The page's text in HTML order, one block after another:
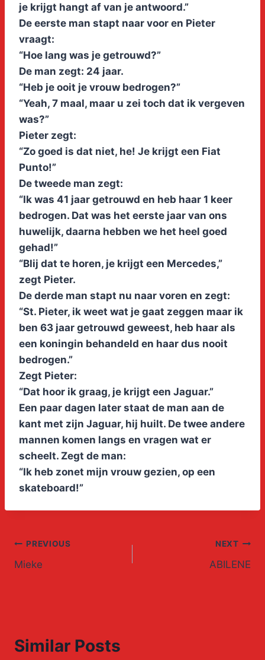
je krijgt hangt af van je antwoord.”
De eerste man stapt naar voor en Pieter
vraagt:
“Hoe lang was je getrouwd?”
De man zegt: 24 jaar.
“Heb je ooit je vrouw bedrogen?”
“Yeah, 7 maal, maar u zei toch dat ik vergeven
was?”
Pieter zegt:
“Zo goed is dat niet, he! Je krijgt een Fiat
Punto!”
De tweede man zegt:
“Ik was 41 jaar getrouwd en heb haar 1 keer
bedrogen. Dat was het eerste jaar van ons
huwelijk, daarna hebben we het heel goed
gehad!”
“Blij dat te horen, je krijgt een Mercedes,”
zegt Pieter.
De derde man stapt nu naar voren en zegt:
“St. Pieter, ik weet wat je gaat zeggen maar ik
ben 63 jaar getrouwd geweest, heb haar als
een koningin behandeld en haar dus nooit
bedrogen.”
Zegt Pieter:
“Dat hoor ik graag, je krijgt een Jaguar.”
Een paar dagen later staat de man aan de
kant met zijn Jaguar, hij huilt. De twee andere
mannen komen langs en vragen wat er
scheelt. Zegt de man:
“Ik heb zonet mijn vrouw gezien, op een
skateboard!”
Post
navigation
PREVIOUS
Mieke
NEXT
ABILENE
Similar Posts